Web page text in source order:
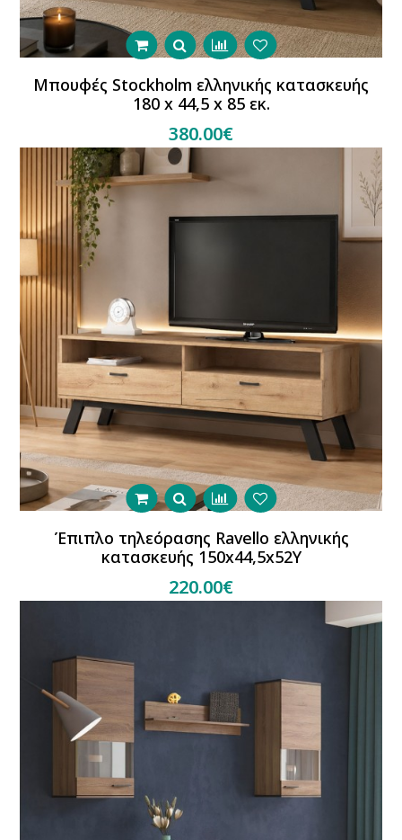
Μπουφές Stockholm ελληνικής κατασκευής
180 x 44,5 x 85 εκ.
380.00€
Έπιπλο τηλεόρασης Ravello ελληνικής
κατασκευής 150x44,5x52Y
220.00€